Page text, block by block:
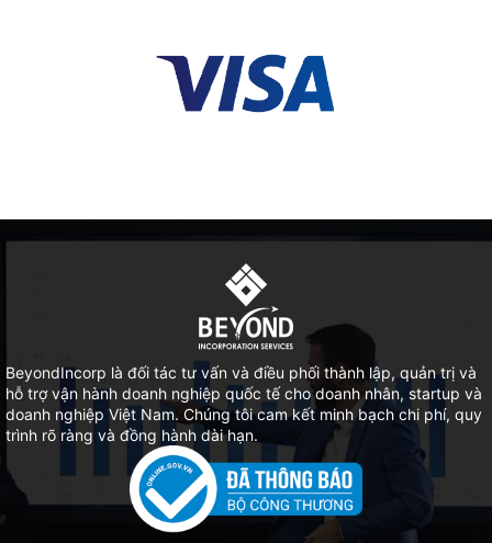
BeyondIncorp là đối tác tư vấn và điều phối thành lập, quản trị và
hỗ trợ vận hành doanh nghiệp quốc tế cho doanh nhân, startup và
doanh nghiệp Việt Nam. Chúng tôi cam kết minh bạch chi phí, quy
trình rõ ràng và đồng hành dài hạn.